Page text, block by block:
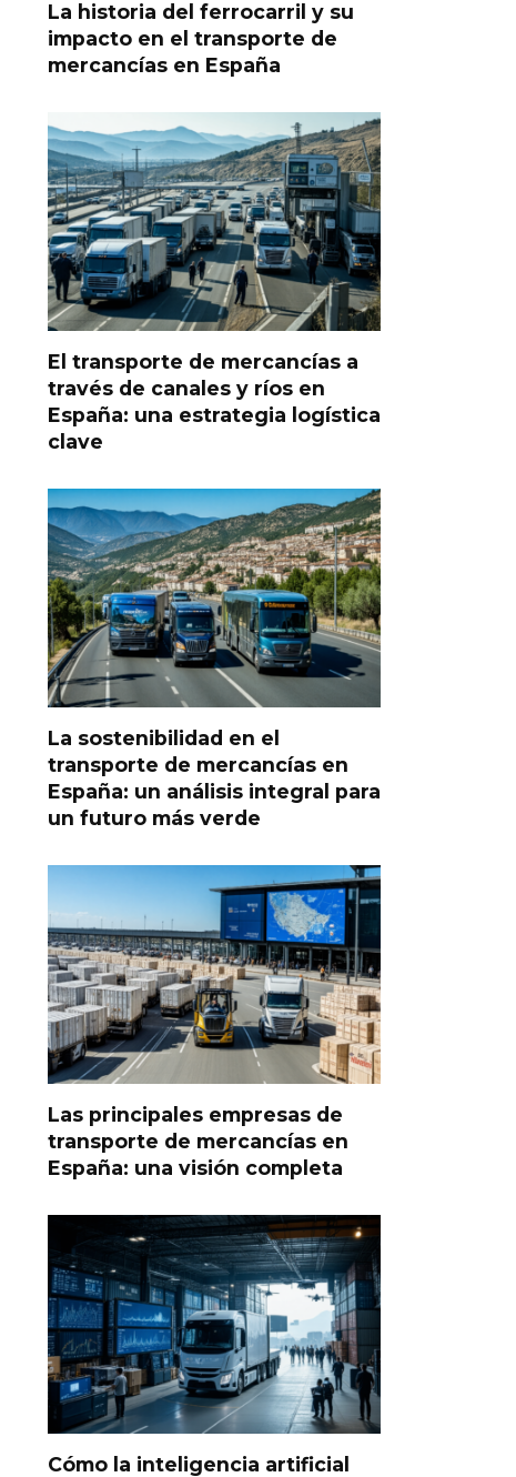
La historia del ferrocarril y su
impacto en el transporte de
mercancías en España
El transporte de mercancías a
través de canales y ríos en
España: una estrategia logística
clave
La sostenibilidad en el
transporte de mercancías en
España: un análisis integral para
un futuro más verde
Las principales empresas de
transporte de mercancías en
España: una visión completa
Cómo la inteligencia artificial